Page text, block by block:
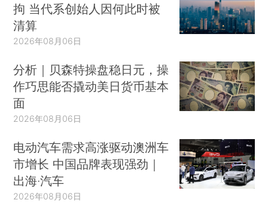
拘 当代系创始人因何此时被
清算
2026年08月06日
分析｜贝森特操盘稳日元，操
作巧思能否撬动美日货币基本
面
2026年08月06日
电动汽车需求高涨驱动澳洲车
市增长 中国品牌表现强劲｜
出海·汽车
2026年08月06日